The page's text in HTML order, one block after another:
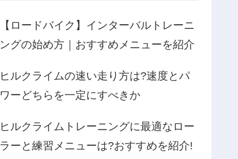
【ロードバイク】インターバルトレーニ
ングの始め方｜おすすめメニューを紹介
ヒルクライムの速い走り方は?速度とパ
ワーどちらを一定にすべきか
ヒルクライムトレーニングに最適なロー
ラーと練習メニューは?おすすめを紹介!